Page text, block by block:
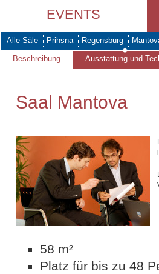
EVENTS
Alle Säle Prihsna Regensburg
Beschreibung
Ausstattung und
Saal Mantova
58 m²
Platz für bis zu 48